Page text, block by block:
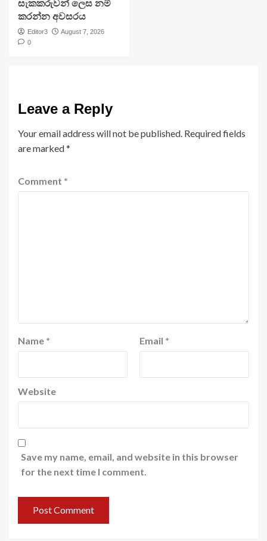
සැකකරුවන් ලෙස නම්
කරන්න අවසරය
Editor3
August 7, 2026
0
Leave a Reply
Your email address will not be published. Required fields
are marked*
Comment *
Name * Email *
Website
Save my name, email, and website in this browser
for the next time I comment.